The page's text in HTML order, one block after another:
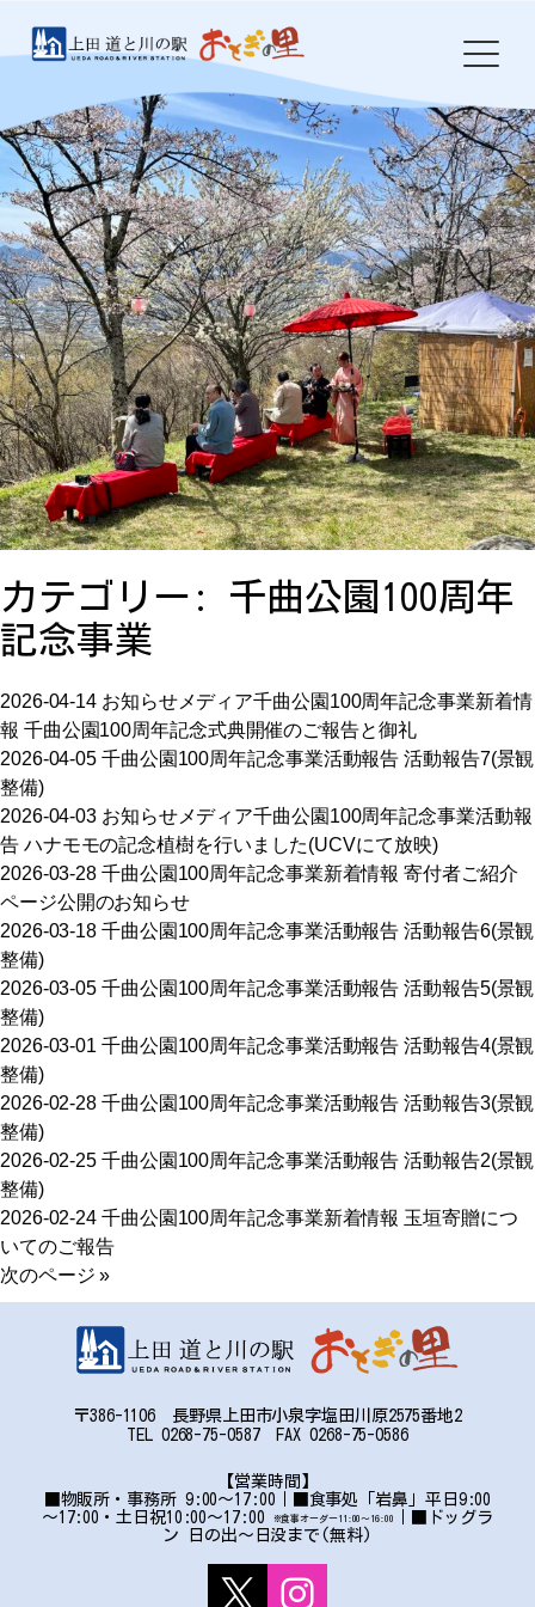
おとぎの里について
お知らせ
イベント
農産物・特産品
食事処 岩鼻
ドッグラン
防災・環境整備
アクセス
〒386-1106
長野県上田市小泉字塩田川原2575番地2
TEL:0268-75-0587 FAX:0268-75-0586
カテゴリー: 千曲公園100周年
記念事業
2026-04-14 お知らせメディア千曲公園100周年記念事業新着情
報 千曲公園100周年記念式典開催のご報告と御礼
2026-04-05 千曲公園100周年記念事業活動報告 活動報告7(景観
整備)
2026-04-03 お知らせメディア千曲公園100周年記念事業活動報
告 ハナモモの記念植樹を行いました(UCVにて放映)
2026-03-28 千曲公園100周年記念事業新着情報 寄付者ご紹介
ページ公開のお知らせ
2026-03-18 千曲公園100周年記念事業活動報告 活動報告6(景観
整備)
2026-03-05 千曲公園100周年記念事業活動報告 活動報告5(景観
整備)
2026-03-01 千曲公園100周年記念事業活動報告 活動報告4(景観
整備)
2026-02-28 千曲公園100周年記念事業活動報告 活動報告3(景観
整備)
2026-02-25 千曲公園100周年記念事業活動報告 活動報告2(景観
整備)
2026-02-24 千曲公園100周年記念事業新着情報 玉垣寄贈につ
いてのご報告
次のページ »
〒386-1106 長野県上田市小泉字塩田川原2575番地2
TEL 0268-75-0587 FAX 0268-75-0586
【営業時間】
■物販所・事務所 9:00～17:00｜■食事処「岩鼻」平日9:00
～17:00・土日祝10:00～17:00
※食事オーダー11:00〜16:00
｜■ドッグラ
ン 日の出～日没まで(無料)